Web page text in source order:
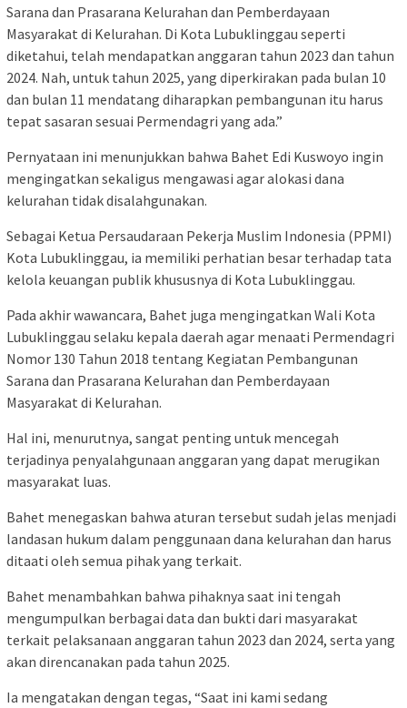
Sarana dan Prasarana Kelurahan dan Pemberdayaan
Masyarakat di Kelurahan. Di Kota Lubuklinggau seperti
diketahui, telah mendapatkan anggaran tahun 2023 dan tahun
2024. Nah, untuk tahun 2025, yang diperkirakan pada bulan 10
dan bulan 11 mendatang diharapkan pembangunan itu harus
tepat sasaran sesuai Permendagri yang ada.”
Pernyataan ini menunjukkan bahwa Bahet Edi Kuswoyo ingin
mengingatkan sekaligus mengawasi agar alokasi dana
kelurahan tidak disalahgunakan.
Sebagai Ketua Persaudaraan Pekerja Muslim Indonesia (PPMI)
Kota Lubuklinggau, ia memiliki perhatian besar terhadap tata
kelola keuangan publik khususnya di Kota Lubuklinggau.
Pada akhir wawancara, Bahet juga mengingatkan Wali Kota
Lubuklinggau selaku kepala daerah agar menaati Permendagri
Nomor 130 Tahun 2018 tentang Kegiatan Pembangunan
Sarana dan Prasarana Kelurahan dan Pemberdayaan
Masyarakat di Kelurahan.
Hal ini, menurutnya, sangat penting untuk mencegah
terjadinya penyalahgunaan anggaran yang dapat merugikan
masyarakat luas.
Bahet menegaskan bahwa aturan tersebut sudah jelas menjadi
landasan hukum dalam penggunaan dana kelurahan dan harus
ditaati oleh semua pihak yang terkait.
Bahet menambahkan bahwa pihaknya saat ini tengah
mengumpulkan berbagai data dan bukti dari masyarakat
terkait pelaksanaan anggaran tahun 2023 dan 2024, serta yang
akan direncanakan pada tahun 2025.
Ia mengatakan dengan tegas, “Saat ini kami sedang